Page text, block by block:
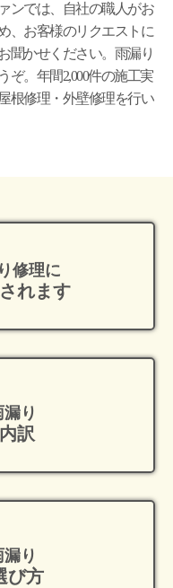
ンでは、自社の職人がお
、お客様のリクエストに
聞かせください。雨漏り
ぞ。年間2,000件の施工実
根修理・外壁修理を行い
修理に
されます
り
訳
り
び方